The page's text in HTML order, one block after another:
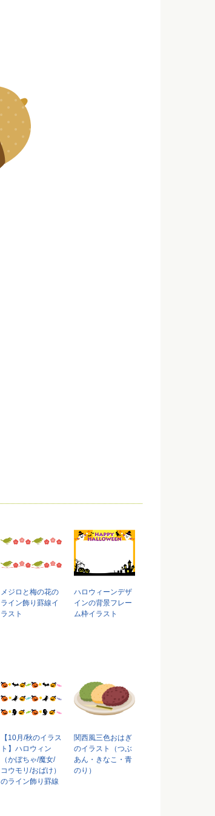
メジロと梅の花の
ライン飾り罫線イ
ラスト
ハロウィーンデザ
インの背景フレー
ム枠イラスト
【10月/秋のイラス
ト】ハロウィン
（かぼちゃ/魔女/
コウモリ/おばけ）
のライン飾り罫線
関西風三色おはぎ
のイラスト（つぶ
あん・きなこ・青
のり）